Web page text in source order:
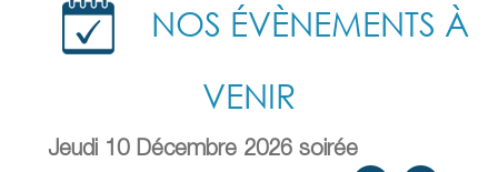
NOS ÉVÈNEMENTS À
VENIR
Jeudi 10 Décembre 2026 soirée